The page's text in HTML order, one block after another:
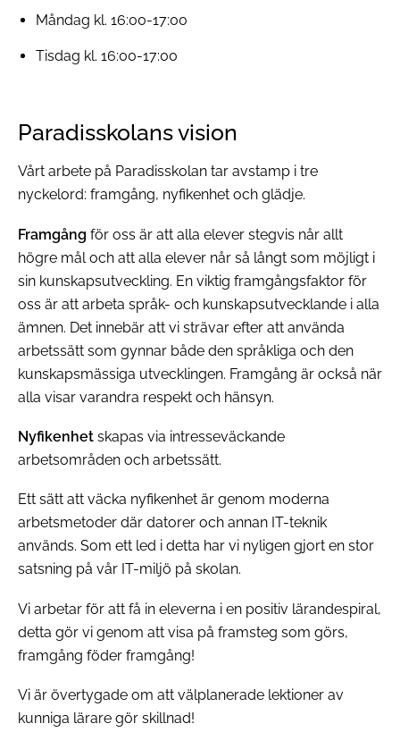
Måndag kl. 16:00-17:00
Tisdag kl. 16:00-17:00
Paradisskolans vision
Vårt arbete på Paradisskolan tar avstamp i tre
nyckelord: framgång, nyfikenhet och glädje.
Framgång för oss är att alla elever stegvis når allt
högre mål och att alla elever når så långt som möjligt i
sin kunskapsutveckling. En viktig framgångsfaktor för
oss är att arbeta språk- och kunskapsutvecklande i alla
ämnen. Det innebär att vi strävar efter att använda
arbetssätt som gynnar både den språkliga och den
kunskapsmässiga utvecklingen. Framgång är också när
alla visar varandra respekt och hänsyn.
Nyfikenhet skapas via intresseväckande
arbetsområden och arbetssätt.
Ett sätt att väcka nyfikenhet är genom moderna
arbetsmetoder där datorer och annan IT-teknik
används. Som ett led i detta har vi nyligen gjort en stor
satsning på vår IT-miljö på skolan.
Vi arbetar för att få in eleverna i en positiv lärandespiral,
detta gör vi genom att visa på framsteg som görs,
framgång föder framgång!
Vi är övertygade om att välplanerade lektioner av
kunniga lärare gör skillnad!